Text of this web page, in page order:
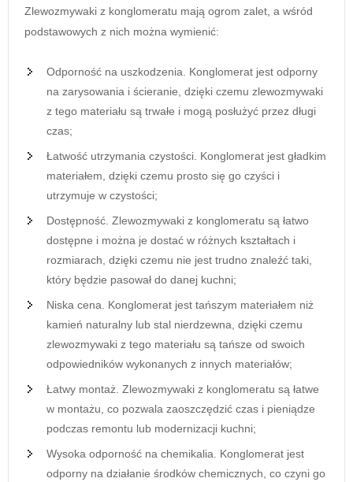
Zlewozmywaki z konglomeratu mają ogrom zalet, a wśród
podstawowych z nich można wymienić:
Odporność na uszkodzenia. Konglomerat jest odporny
na zarysowania i ścieranie, dzięki czemu zlewozmywaki
z tego materiału są trwałe i mogą posłużyć przez długi
czas;
Łatwość utrzymania czystości. Konglomerat jest gładkim
materiałem, dzięki czemu prosto się go czyści i
utrzymuje w czystości;
Dostępność. Zlewozmywaki z konglomeratu są łatwo
dostępne i można je dostać w różnych kształtach i
rozmiarach, dzięki czemu nie jest trudno znaleźć taki,
który będzie pasował do danej kuchni;
Niska cena. Konglomerat jest tańszym materiałem niż
kamień naturalny lub stal nierdzewna, dzięki czemu
zlewozmywaki z tego materiału są tańsze od swoich
odpowiedników wykonanych z innych materiałów;
Łatwy montaż. Zlewozmywaki z konglomeratu są łatwe
w montażu, co pozwala zaoszczędzić czas i pieniądze
podczas remontu lub modernizacji kuchni;
Wysoka odporność na chemikalia. Konglomerat jest
odporny na działanie środków chemicznych, co czyni go